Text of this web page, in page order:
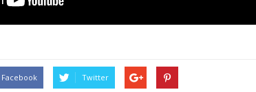
Facebook Twitter